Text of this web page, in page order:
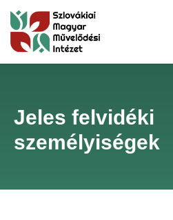
Jeles felvidéki
személyiségek